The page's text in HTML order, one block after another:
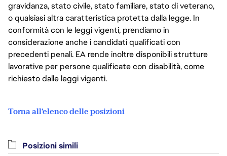
gravidanza, stato civile, stato familiare, stato di veterano,
o qualsiasi altra caratteristica protetta dalla legge. In
conformità con le leggi vigenti, prendiamo in
considerazione anche i candidati qualificati con
precedenti penali. EA rende inoltre disponibili strutture
lavorative per persone qualificate con disabilità, come
richiesto dalle leggi vigenti.
Torna all'elenco delle posizioni
Posizioni simili